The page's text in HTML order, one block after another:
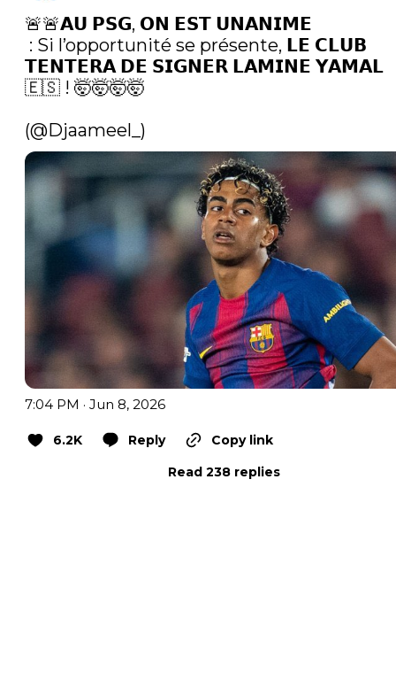
🚨🚨𝗔𝗨 𝗣𝗦𝗚, 𝗢𝗡 𝗘𝗦𝗧 𝗨𝗡𝗔𝗡𝗜𝗠𝗘
𝗧𝗘𝗡𝗧𝗘𝗥𝗔 𝗗𝗘 𝗦𝗜𝗚𝗡𝗘𝗥 𝗟𝗔𝗠𝗜𝗡𝗘 𝗬𝗔𝗠𝗔𝗟
🇪🇸 ! 🤯🤯🤯🤯
(@Djaameel_ )
7:04 PM · Jun 8, 2026
6.2K Reply
Copy link
Read 238 replies